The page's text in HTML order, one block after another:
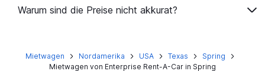
Warum sind die Preise nicht akkurat?
Mietwagen Nordamerika USA Texas
Spring
Mietwagen von Enterprise Rent-A-Car in Spring